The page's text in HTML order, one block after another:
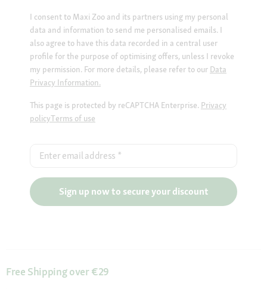
I consent to Maxi Zoo and its partners using my personal
data and information to send me personalised emails. I
also agree to have this data recorded in a central user
profile for the purpose of optimising offers, unless I revoke
my permission. For more details, please refer to our Data
Privacy Information.
This page is protected by reCAPTCHA Enterprise. Privacy
policyTerms of use
Enter email address *
Sign up now to secure your discount
Free Shipping over €29